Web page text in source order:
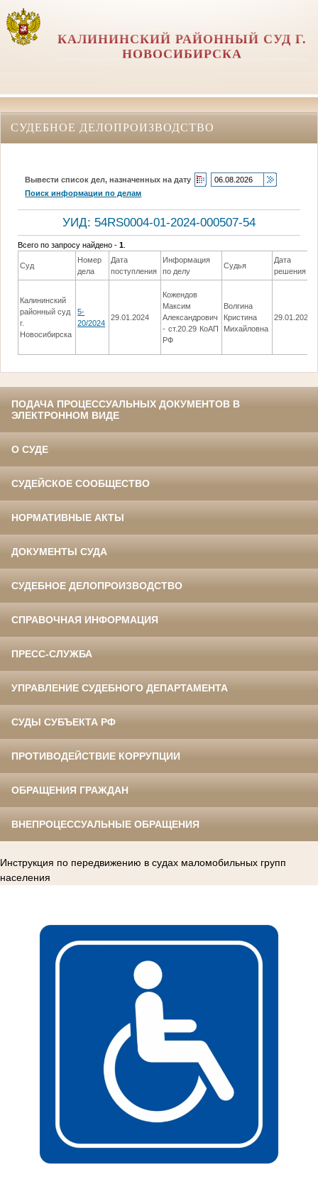
КАЛИНИНСКИЙ РАЙОННЫЙ СУД Г.
НОВОСИБИРСКА
СУДЕБНОЕ ДЕЛОПРОИЗВОДСТВО
Вывести список дел, назначенных на дату
Поиск информации по делам
УИД: 54RS0004-01-2024-000507-54
Всего по запросу найдено -1
Суд
Номер
дела
Дата
поступления
Информация
по делу
Судья
Дата
решения
Калининский
районный суд
г.
Новосибирска
5-
20/2024
29.01.2024
Кожендов
Максим
Александрович
- ст.20.29 КоАП
РФ
Волгина
Кристина
Михайловна
29.01.2024
ПОДАЧА ПРОЦЕССУАЛЬНЫХ ДОКУМЕНТОВ В
ЭЛЕКТРОННОМ ВИДЕ
О СУДЕ
СУДЕЙСКОЕ СООБЩЕСТВО
НОРМАТИВНЫЕ АКТЫ
ДОКУМЕНТЫ СУДА
СУДЕБНОЕ ДЕЛОПРОИЗВОДСТВО
СПРАВОЧНАЯ ИНФОРМАЦИЯ
ПРЕСС-СЛУЖБА
УПРАВЛЕНИЕ СУДЕБНОГО ДЕПАРТАМЕНТА
СУДЫ СУБЪЕКТА РФ
ПРОТИВОДЕЙСТВИЕ КОРРУПЦИИ
ОБРАЩЕНИЯ ГРАЖДАН
ВНЕПРОЦЕССУАЛЬНЫЕ ОБРАЩЕНИЯ
Инструкция по передвижению в судах маломобильных групп
населения